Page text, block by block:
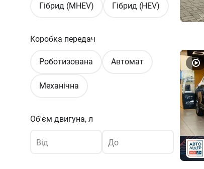
Гібрид (MHEV) Гібрид (HEV)
Коробка передач
Роботизована Автомат
Механічна
Об'єм двигуна, л
Від До